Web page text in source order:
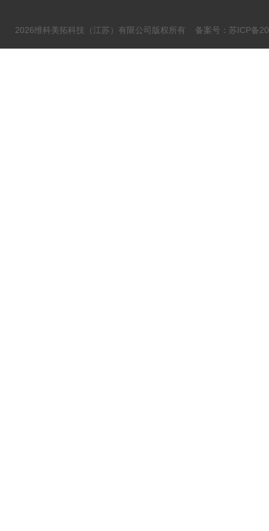
2026维科美拓科技（江苏）有限公司版权所有 备案号：苏ICP备